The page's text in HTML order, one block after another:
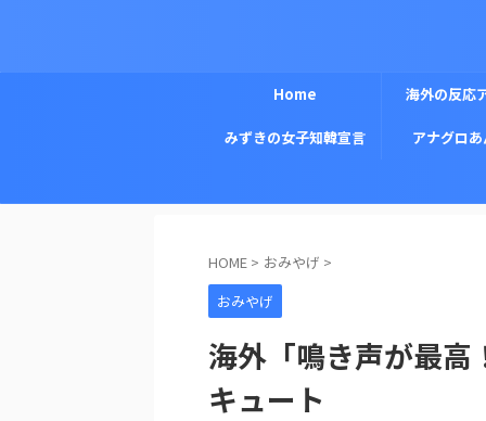
Home 海外の反応
みずきの女子知韓宣言 アナグロ
HOME > おみやげ >
おみやげ
海外「鳴き声が最高
キュート